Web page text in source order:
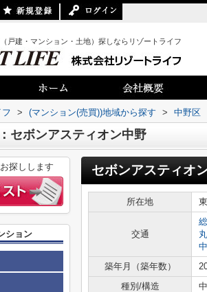
戸建・マンション・土地）探しならリゾートライフ
> (マンション(売買))地域から探す > 中野区
セボンアスティオン中野
セボンアスティオ
所在地
交通
築年月（築年数）
種別/構造
探しします
ション